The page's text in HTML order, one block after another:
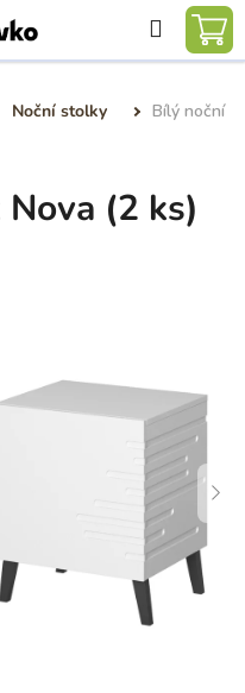
Hledat
Noční stolky
Bílý noční
(2 ks)